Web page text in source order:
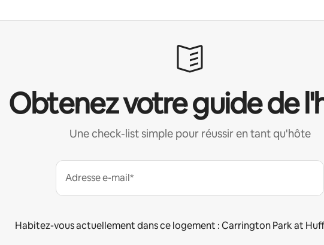
Obtenez votre guide de
Une check-list simple pour réussir en tant qu'hôte
Adresse e-mail*
Habitez-vous actuellement dans ce logement : Carrington Park at